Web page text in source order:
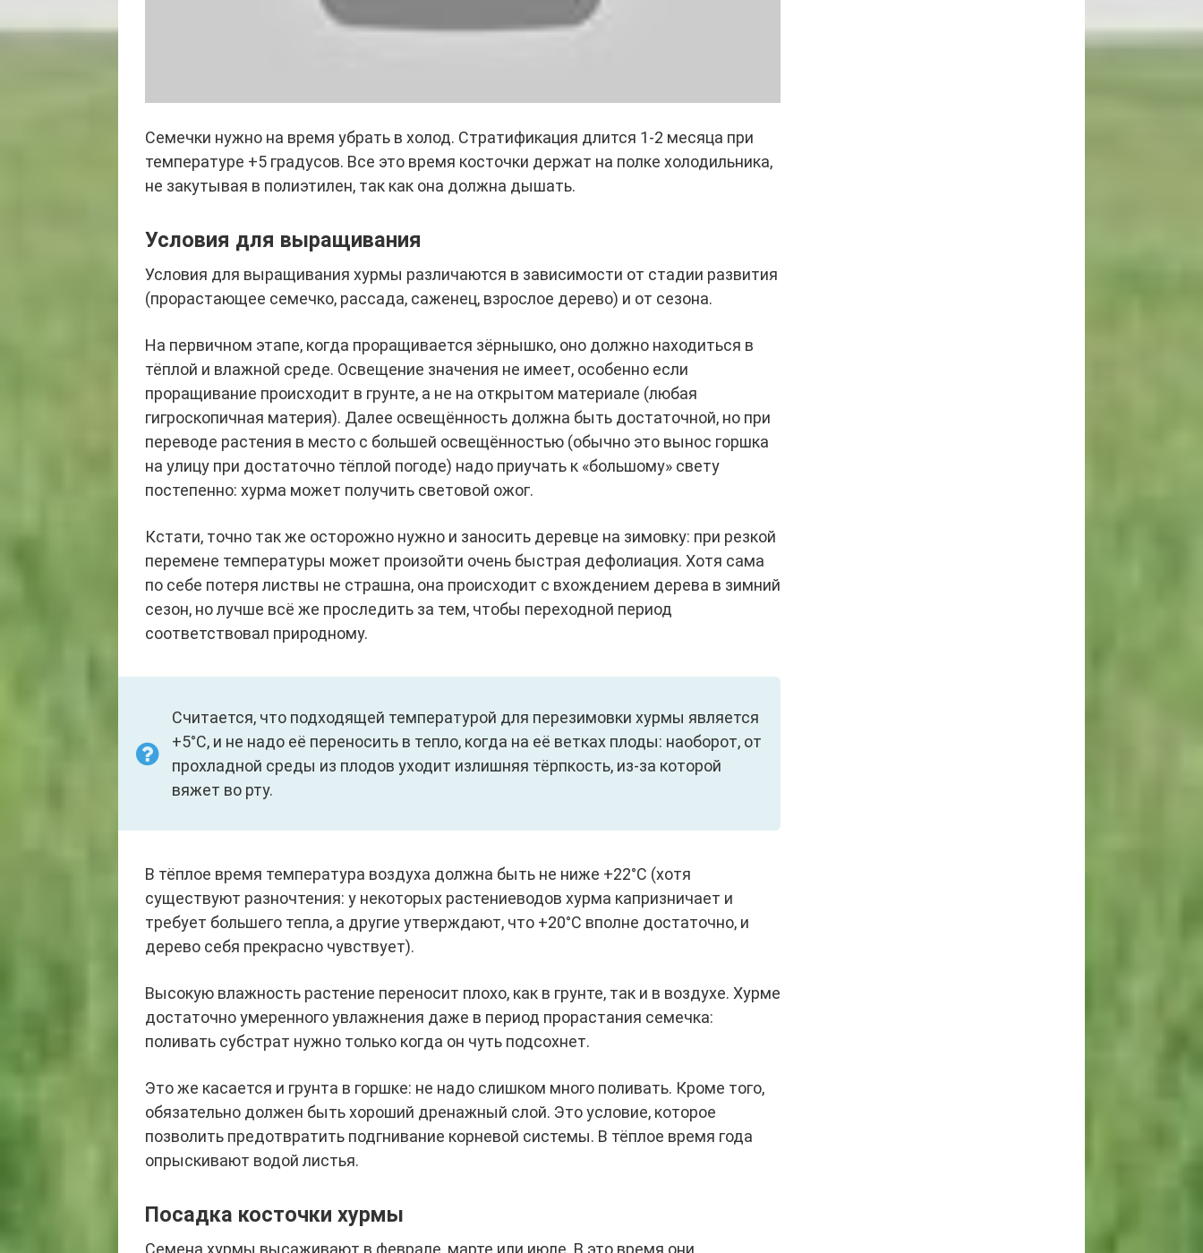
Семечки нужно на время убрать в холод. Стратификация длится 1-2 месяца при
температуре +5 градусов. Все это время косточки держат на полке холодильника,
не закутывая в полиэтилен, так как она должна дышать.
Условия для выращивания
Условия для выращивания хурмы различаются в зависимости от стадии развития
(прорастающее семечко, рассада, саженец, взрослое дерево) и от сезона.
На первичном этапе, когда проращивается зёрнышко, оно должно находиться в
тёплой и влажной среде. Освещение значения не имеет, особенно если
проращивание происходит в грунте, а не на открытом материале (любая
гигроскопичная материя). Далее освещённость должна быть достаточной, но при
переводе растения в место с большей освещённостью (обычно это вынос горшка
на улицу при достаточно тёплой погоде) надо приучать к «большому» свету
постепенно: хурма может получить световой ожог.
Кстати, точно так же осторожно нужно и заносить деревце на зимовку: при резкой
перемене температуры может произойти очень быстрая дефолиация. Хотя сама
по себе потеря листвы не страшна, она происходит с вхождением дерева в зимний
сезон, но лучше всё же проследить за тем, чтобы переходной период
соответствовал природному.
Считается, что подходящей температурой для перезимовки хурмы является
+5°С, и не надо её переносить в тепло, когда на её ветках плоды: наоборот, от
прохладной среды из плодов уходит излишняя тёрпкость, из-за которой
вяжет во рту.
В тёплое время температура воздуха должна быть не ниже +22°С (хотя
существуют разночтения: у некоторых растениеводов хурма капризничает и
требует большего тепла, а другие утверждают, что +20°С вполне достаточно, и
дерево себя прекрасно чувствует).
Высокую влажность растение переносит плохо, как в грунте, так и в воздухе. Хурме
достаточно умеренного увлажнения даже в период прорастания семечка:
поливать субстрат нужно только когда он чуть подсохнет.
Это же касается и грунта в горшке: не надо слишком много поливать. Кроме того,
обязательно должен быть хороший дренажный слой. Это условие, которое
позволить предотвратить подгнивание корневой системы. В тёплое время года
опрыскивают водой листья.
Посадка косточки хурмы
Семена хурмы высаживают в феврале, марте или июле. В это время они